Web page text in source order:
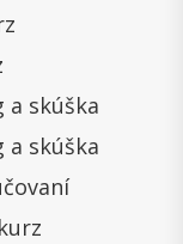
a skúška
a skúška